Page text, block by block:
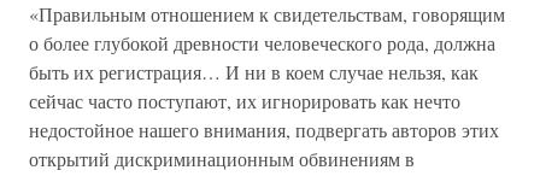
«Правильным отношением к свидетельствам, говорящим
о более глубокой древности человеческого рода, должна
быть их регистрация… И ни в коем случае нельзя, как
сейчас часто поступают, их игнорировать как нечто
недостойное нашего внимания, подвергать авторов этих
открытий дискриминационным обвинениям в